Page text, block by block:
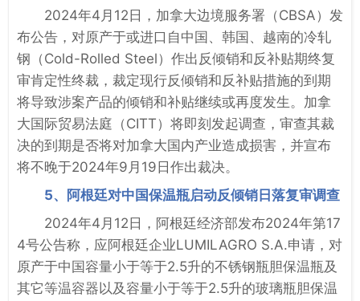
2024年4月12日，加拿大边境服务署（CBSA）发
布公告，对原产于或进口自中国、韩国、越南的冷轧
钢（Cold-Rolled Steel）作出反倾销和反补贴期终复
审肯定性终裁，裁定现行反倾销和反补贴措施的到期
将导致涉案产品的倾销和补贴继续或再度发生。加拿
大国际贸易法庭（CITT）将即刻发起调查，审查其裁
决的到期是否将对加拿大国内产业造成损害，并宣布
将不晚于2024年9月19日作出裁决。
5、阿根廷对中国保温瓶启动反倾销日落复审调查
2024年4月12日，阿根廷经济部发布2024年第17
4号公告称，应阿根廷企业LUMILAGRO S.A.申请，对
原产于中国容量小于等于2.5升的不锈钢瓶胆保温瓶及
其它等温容器以及容量小于等于2.5升的玻璃瓶胆保温